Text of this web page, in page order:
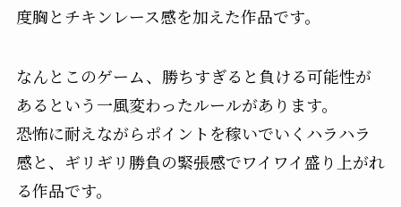
度胸とチキンレース感を加えた作品です。
なんとこのゲーム、勝ちすぎると負ける可能性が
あるという一風変わったルールがあります。
恐怖に耐えながらポイントを稼いでいくハラハラ
感と、ギリギリ勝負の緊張感でワイワイ盛り上がれ
る作品です。